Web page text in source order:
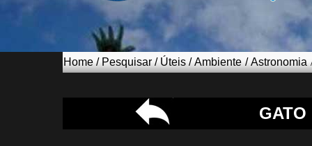
Home / Pesquisar / Úteis /Ambiente /Astronomia
GATO